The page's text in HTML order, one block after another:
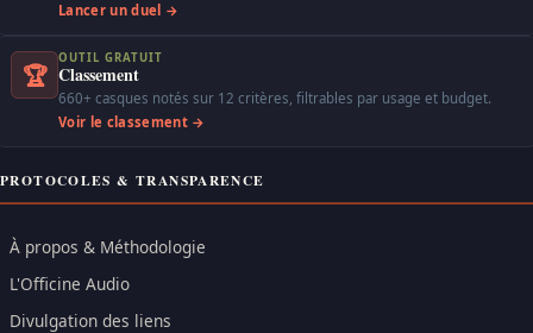
Lancer un duel →
🏆
OUTIL GRATUIT
Classement
660+ casques notés sur 12 critères, filtrables par usage et budget.
Voir le classement →
PROTOCOLES & TRANSPARENCE
À propos & Méthodologie
L'Officine Audio
Divulgation des liens